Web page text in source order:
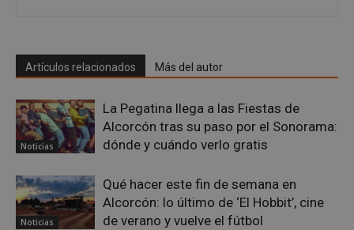
Artículos relacionados Más del autor
Noticias
La Pegatina llega a las Fiestas de
Alcorcón tras su paso por el Sonorama:
dónde y cuándo verlo gratis
Noticias
Qué hacer este fin de semana en
Alcorcón: lo último de ‘El Hobbit’, cine
de verano y vuelve el fútbol